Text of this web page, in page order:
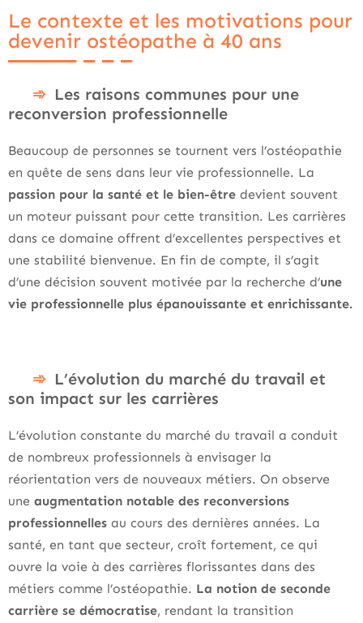
Le contexte et les motivations pour
devenir ostéopathe à 40 ans
Les raisons communes pour une
reconversion professionnelle
Beaucoup de personnes se tournent vers l’ostéopathie
en quête de sens dans leur vie professionnelle. La
passion pour la santé et le bien-être devient souvent
un moteur puissant pour cette transition. Les carrières
dans ce domaine offrent d’excellentes perspectives et
une stabilité bienvenue. En fin de compte, il s’agit
d’une décision souvent motivée par la recherche d’une
vie professionnelle plus épanouissante et enrichissante.
L’évolution du marché du travail et
son impact sur les carrières
L’évolution constante du marché du travail a conduit
de nombreux professionnels à envisager la
réorientation vers de nouveaux métiers. On observe
une augmentation notable des reconversions
professionnelles au cours des dernières années. La
santé, en tant que secteur, croît fortement, ce qui
ouvre la voie à des carrières florissantes dans des
métiers comme l’ostéopathie. La notion de seconde
carrière se démocratise, rendant la transition